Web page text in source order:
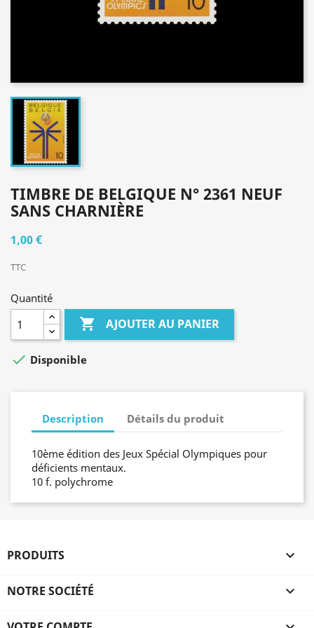
TIMBRE DE BELGIQUE N° 2361 NEUF
SANS CHARNIÈRE
1,00 €
TTC
Quantité
 AJOUTER AU PANIER
 Disponible
Description Détails du produit
10ème édition des Jeux Spécial Olympiques pour
déficients mentaux.
10 f. polychrome
PRODUITS 
NOTRE SOCIÉTÉ 